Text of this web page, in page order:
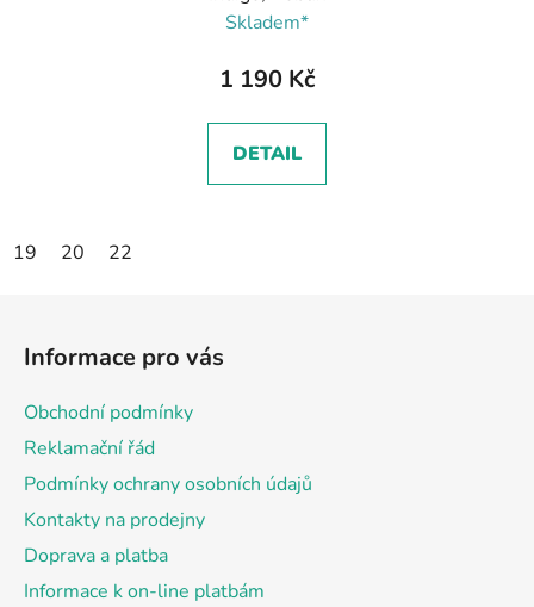
Skladem*
1 190 Kč
DETAIL
19 20 22
Informace pro vás
Obchodní podmínky
Reklamační řád
Podmínky ochrany osobních údajů
Kontakty na prodejny
Doprava a platba
Informace k on-line platbám